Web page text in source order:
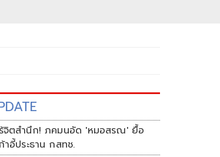
จิตสำนึก! ภคมนอัด 'หมอสรณ' ยื้อ
าอี้ประธาน กสทช.